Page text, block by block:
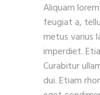
Aliquam
feugiat a,
metus varius
imperdiet.
Curabitur
dui. Etiam